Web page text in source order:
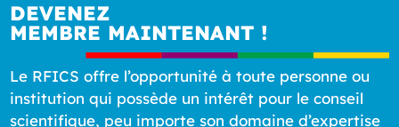
DEVENEZ
MEMBRE MAINTENANT !
Le RFICS offre l’opportunité à toute personne ou
institution qui possède un intérêt pour le conseil
scientifique, peu importe son domaine d’expertise